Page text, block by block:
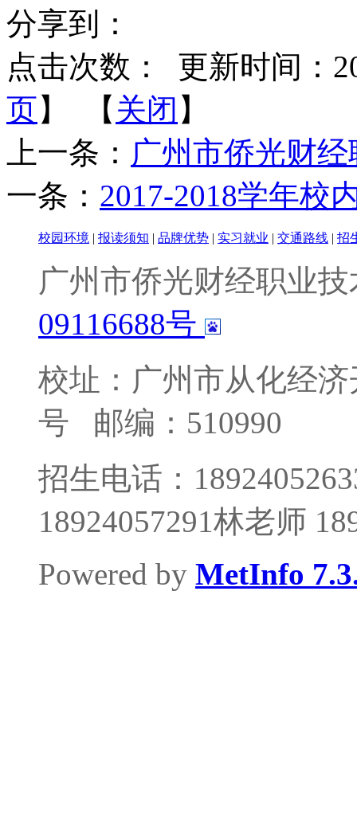
分享到：
点击次数：
更新时间：
页】 【 关闭 】
上一条： 广州市侨光财
一条： 2017-2018学年校
校园环境 | 报读须知 | 品牌优势 | 实习就业 | 交通路线 | 招
广州市侨光财经职业
09116688号
校址：广州市从化经
号
邮编：510990
招生电话：
18924057291林老师
Powered by MetInfo